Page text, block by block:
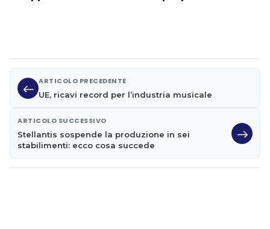
ARTICOLO PRECEDENTE
UE, ricavi record per l’industria musicale
ARTICOLO SUCCESSIVO
Stellantis sospende la produzione in sei
stabilimenti: ecco cosa succede